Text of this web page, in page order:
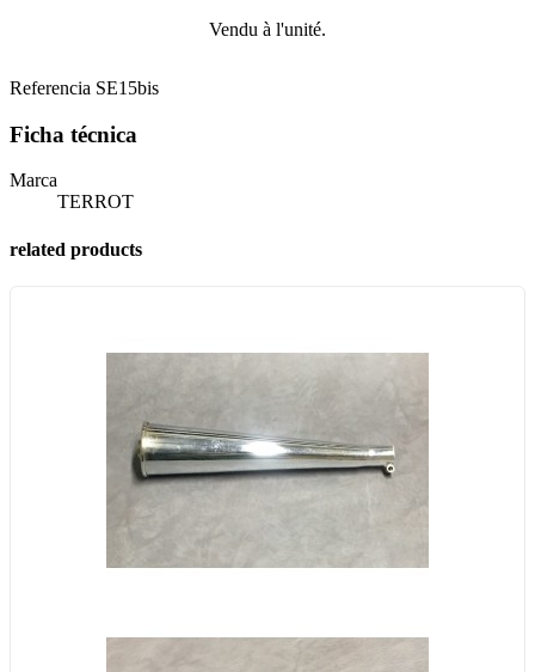
Vendu à l'unité.
Referencia SE15bis
Ficha técnica
Marca
TERROT
related products